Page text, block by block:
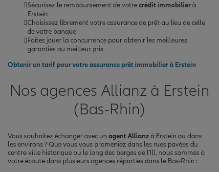
Sécurisez le remboursement de votrecrédit immobilierà
Erstein
Choisissez librement votre assurance de prêt au lieu de celle
de votre banque
Faites jouer la concurrence pour obtenir les meilleures
garanties au meilleur prix
Obtenir un tarif pour votre assurance prêt immobilier à Erstein
Nos agences Allianz à Erstein
(Bas-Rhin)
Vous souhaitez échanger avec un agent Allianz à Erstein ou dans
les environs ? Que vous vous promeniez dans les rues pavées du
centre-ville historique ou le long des berges de l'Ill, nous sommes à
votre écoute dans plusieurs agences réparties dans le Bas-Rhin :